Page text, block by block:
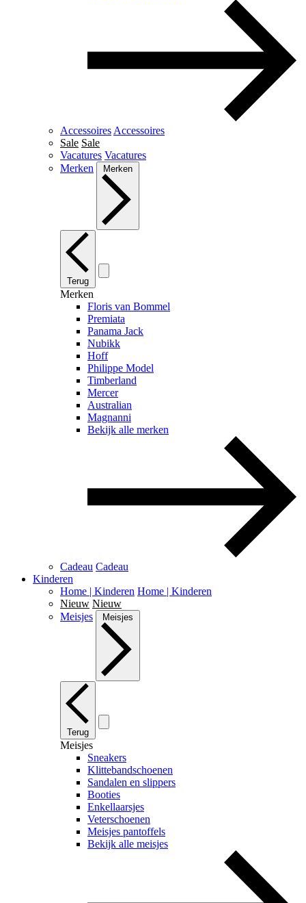
Accessoires Accessoires
Sale Sale
Vacatures Vacatures
Merken
Merken
Terug
Merken
Floris van Bommel
Premiata
Panama Jack
Nubikk
Hoff
Philippe Model
Timberland
Mercer
Australian
Magnanni
Bekijk alle merken
Cadeau Cadeau
Kinderen
Home | Kinderen Home | Kinderen
Nieuw Nieuw
Meisjes
Meisjes
Terug
Meisjes
Sneakers
Klittebandschoenen
Sandalen en slippers
Booties
Enkellaarsjes
Veterschoenen
Meisjes pantoffels
Bekijk alle meisjes